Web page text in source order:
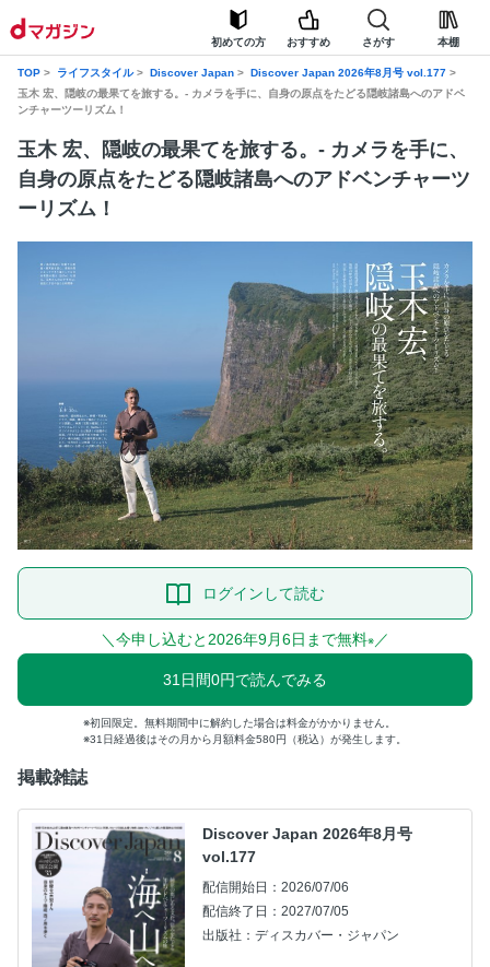
初めての方 おすすめ さがす 本棚
TOP ライフスタイル Discover Japan
Discover Japan 2026年8月号 vol.177
玉木 宏、隠岐の最果てを旅する。- カメラを手に、自身の原点をたどる隠岐諸島へのアドベ
ンチャーツーリズム！
玉木 宏、隠岐の最果てを旅する。- カメラを手に、
自身の原点をたどる隠岐諸島へのアドベンチャーツ
ーリズム！
ログインして読む
＼今申し込むと2026年9月6日まで無料※／
31日間0円で読んでみる
初回限定。無料期間中に解約した場合は料金がかかりません。
31日経過後はその月から月額料金580円（税込）が発生します。
掲載雑誌
Discover Japan 2026年8月号
vol.177
配信開始日：2026/07/06
配信終了日：2027/07/05
出版社：ディスカバー・ジャパン